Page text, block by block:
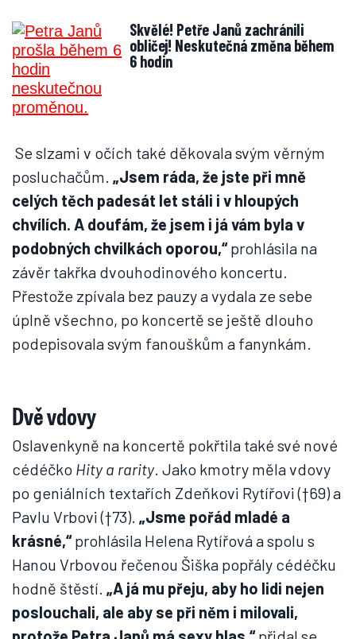
Skvělé! Petře Janů zachránili
obličej! Neskutečná změna během
6 hodin
Se slzami v očích také děkovala svým věrným
posluchačům. „Jsem ráda, že jste při mně
celých těch padesát let stáli i v hloupých
chvílích. A doufám, že jsem i já vám byla v
podobných chvilkách oporou,“prohlásila na
závěr takřka dvouhodinového koncertu.
Přestože zpívala bez pauzy a vydala ze sebe
úplně všechno, po koncertě se ještě dlouho
podepisovala svým fanouškům a fanynkám.
Dvě vdovy
Oslavenkyně na koncertě pokřtila také své nové
cédéčko Hity a rarity. Jako kmotry měla vdovy
po geniálních textařích Zdeňkovi Rytířovi (†69) a
Pavlu Vrbovi (†73). „Jsme pořád mladé a
krásné,“prohlásila Helena Rytířová a spolu s
Hanou Vrbovou řečenou Šiška popřály cédéčku
hodně štěstí. „A já mu přeju, aby ho lidi nejen
poslouchali, ale aby se při něm i milovali,